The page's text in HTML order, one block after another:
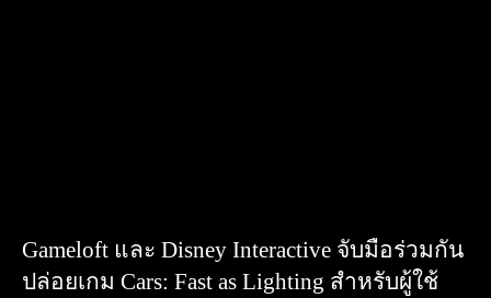
Gameloft และ Disney Interactive จับมือร่วมกัน
ปล่อยเกม Cars: Fast as Lighting สำหรับผู้ใช้